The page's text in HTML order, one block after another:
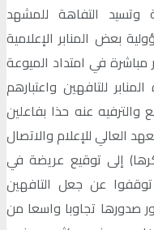
وتسيد التفاهة للمشهد
بعض المنابر الإعلامية
في امتداد الميوعة
للتافهين واعتبارهم
عنه حذا بفاعلين
العالي للإعلام والاتصال
إلى توقيع عريضة في
عن جعل التافهين
صدورها تجاوبا واسعا من